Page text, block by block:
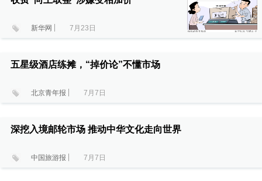
新华网 7月23日
五星级酒店练摊，“掉价论”不懂市场
北京青年报 7月7日
深挖入境邮轮市场 推动中华文化走向世界
中国旅游报 7月7日